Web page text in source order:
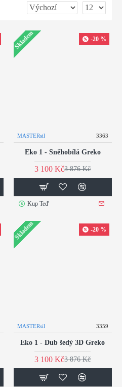
Skladem -20 %
MASTERsil 3363
Eko 1 - Sněhobílá Greko
3 100 Kč3 876 Kč
Kup Teď
Skladem -20 %
MASTERsil 3359
Eko 1 - Dub šedý 3D Greko
3 100 Kč3 876 Kč